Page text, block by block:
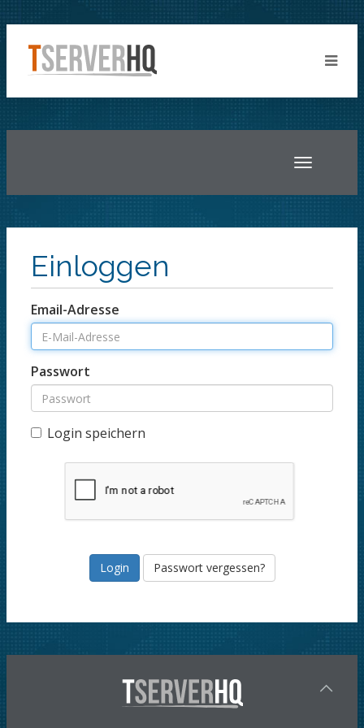
Toggle
Einloggen
Email-Adresse
Passwort
Login speichern
Passwort vergessen?